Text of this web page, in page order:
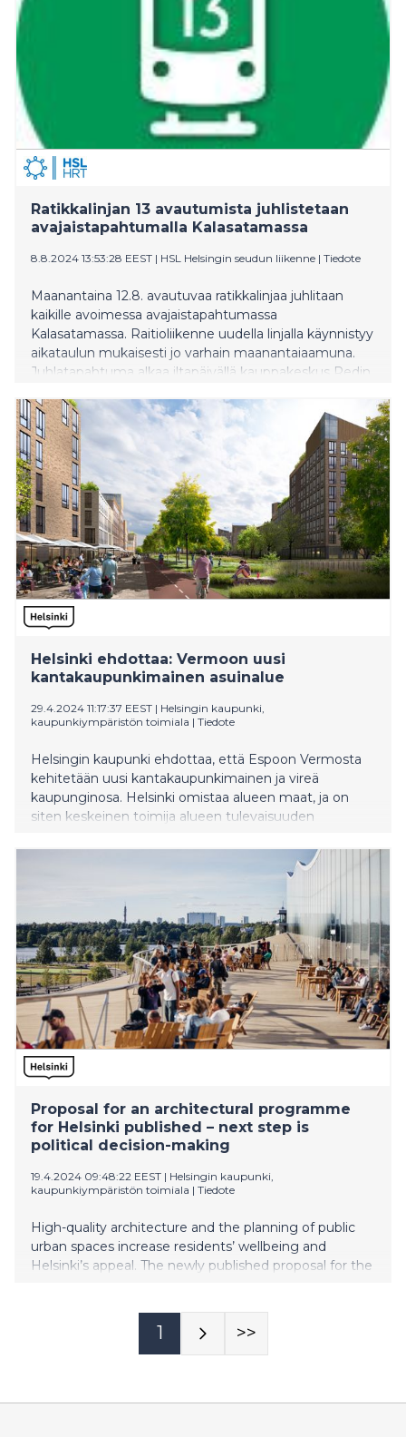
Ratikkalinjan 13 avautumista juhlistetaan
avajaistapahtumalla Kalasatamassa
8.8.2024 13:53:28 EEST | HSL Helsingin seudun liikenne | Tiedote
Maanantaina 12.8. avautuvaa ratikkalinjaa juhlitaan
kaikille avoimessa avajaistapahtumassa
Kalasatamassa. Raitioliikenne uudella linjalla käynnistyy
aikataulun mukaisesti jo varhain maanantaiaamuna.
Juhlatapahtuma alkaa iltapäivällä kauppakeskus Redin
Juhana Vartiainen.
Helsinki ehdottaa: Vermoon uusi
kantakaupunkimainen asuinalue
29.4.2024 11:17:37 EEST | Helsingin kaupunki,
kaupunkiympäristön toimiala | Tiedote
Helsingin kaupunki ehdottaa, että Espoon Vermosta
kehitetään uusi kantakaupunkimainen ja vireä
kaupunginosa. Helsinki omistaa alueen maat, ja on
siten keskeinen toimija alueen tulevaisuuden
Proposal for an architectural programme
for Helsinki published – next step is
political decision-making
19.4.2024 09:48:22 EEST | Helsingin kaupunki,
kaupunkiympäristön toimiala | Tiedote
High-quality architecture and the planning of public
urban spaces increase residents’ wellbeing and
Helsinki’s appeal. The newly published proposal for the
discussion opener on the significance of architecture
in Helsinki and a tool for developing architecture
further. The proposal was launched at Central Library
1 >>